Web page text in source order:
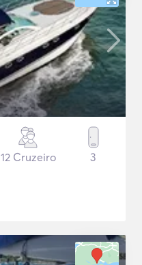
12 Cruzeiro 3